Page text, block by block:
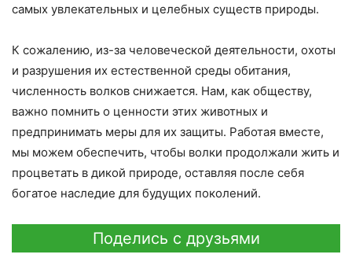
самых увлекательных и целебных существ природы.
К сожалению, из-за человеческой деятельности, охоты
и разрушения их естественной среды обитания,
численность волков снижается. Нам, как обществу,
важно помнить о ценности этих животных и
предпринимать меры для их защиты. Работая вместе,
мы можем обеспечить, чтобы волки продолжали жить и
процветать в дикой природе, оставляя после себя
богатое наследие для будущих поколений.
Поделись с друзьями